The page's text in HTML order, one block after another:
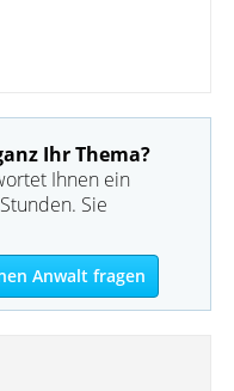
Ihr Thema?
Ihnen ein
Sie
Anwalt fragen